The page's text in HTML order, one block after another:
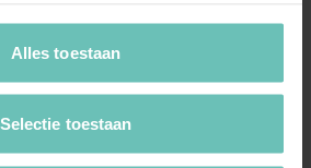
Alles toestaan
Selectie toestaan